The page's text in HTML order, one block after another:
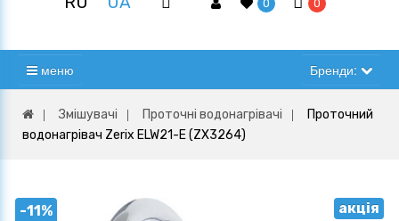
0 0
меню Бренди:
Змішувачі Проточні водонагрівачі
Проточний
водонагрівач Zerix ELW21-E (ZX3264)
-11% акція